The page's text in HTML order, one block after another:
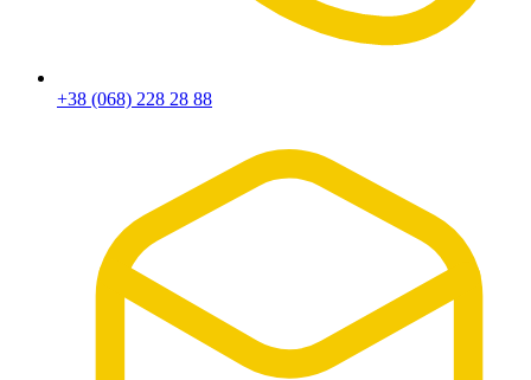
+38 (068) 228 28 88